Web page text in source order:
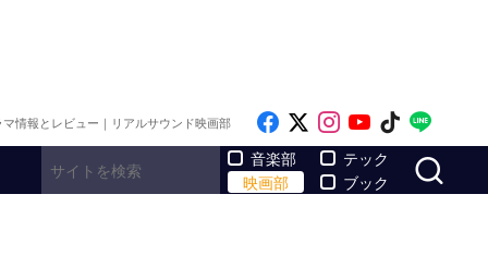
情報とレビュー｜リアルサウンド映画部 Like on Facebook
Follow on x
Follow on
Follow on
Follow
音楽部
映画部
テック
ブック